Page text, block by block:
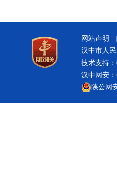
网站声明 |
汉中市人
技术支持
汉中网安
陕公网